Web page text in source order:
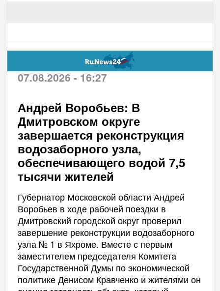
07.08.2026 - 16:27
Андрей Воробьев: В
Дмитровском округе
завершается реконструкция
водозаборного узла,
обеспечивающего водой 7,5
тысячи жителей
Губернатор Московской области Андрей
Воробьев в ходе рабочей поездки в
Дмитровский городской округ проверил
завершение реконструкции водозаборного
узла № 1 в Яхроме. Вместе с первым
заместителем председателя Комитета
Государственной Думы по экономической
политике Денисом Кравченко и жителями он